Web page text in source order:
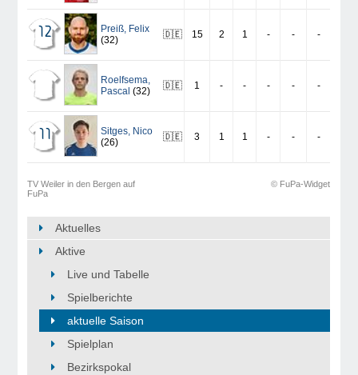
12 Preiß, Felix
(32)
🇩🇪 15 2 1 - - -
Roelfsema,
Pascal (32) 🇩🇪 1 - - - - -
11 Sitges, Nico
(26)
🇩🇪 3 1 1 - - -
© FuPa-Widget
TV Weiler in den Bergen auf
FuPa
Aktuelles
Aktive
Live und Tabelle
Spielberichte
aktuelle Saison
Spielplan
Bezirkspokal